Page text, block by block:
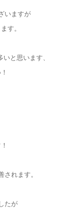
いますが
す。
と思います、
れます。
たが